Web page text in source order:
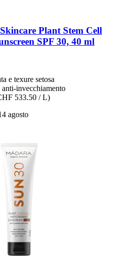
Plant Stem Cell
SPF 30, 40 ml
e texure setosa
invecchiamento
533.50 / L)
agosto